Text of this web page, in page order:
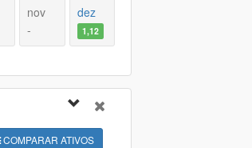
nov
-
dez
1,12
COMPARAR ATIVOS